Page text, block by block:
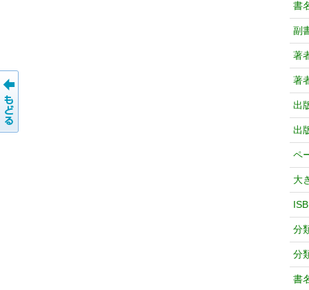
書
副
著
著
出
出
ペ
大
分
分
書